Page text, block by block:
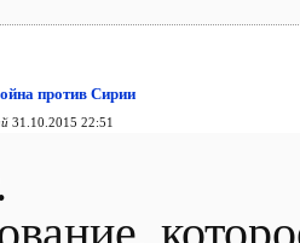
против Сирии
31.10.2015 22:51